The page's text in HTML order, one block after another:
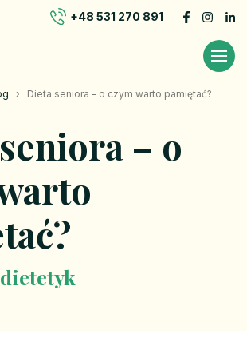
+48 531 270 891
› Dieta seniora – o czym warto pamiętać?
– o